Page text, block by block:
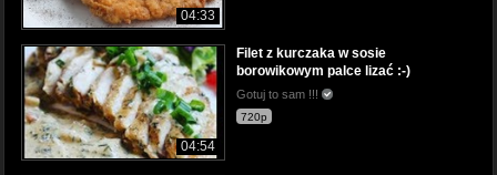
04:33
04:54
Filet z kurczaka w sosie
borowikowym palce lizać :-)
Gotuj to sam !!!
720p